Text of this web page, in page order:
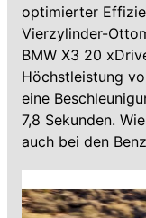
optimierter
Vierzylinder-
BMW X3 20
Höchstleistung
eine
7,8 Sekunden.
auch bei den